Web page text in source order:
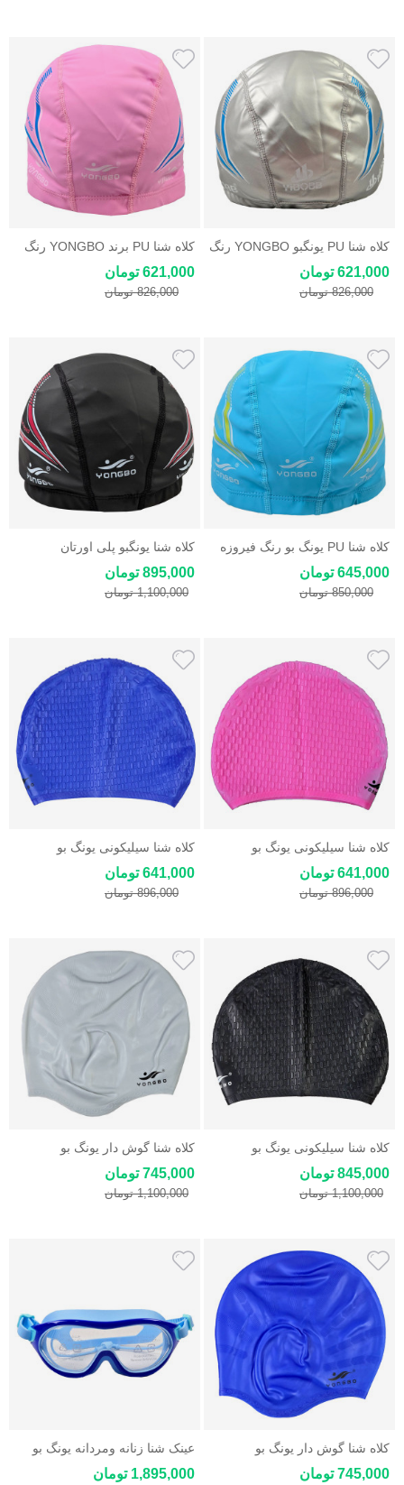
کلاه شنا PU یونگبو YONGBO رنگ
نقره ای
621,000 تومان
826,000 تومان
کلاه شنا PU برند YONGBO رنگ
صورتی
621,000 تومان
826,000 تومان
کلاه شنا PU یونگ بو رنگ فیروزه
ای
645,000 تومان
850,000 تومان
کلاه شنا یونگبو پلی اورتان
895,000 تومان
1,100,000 تومان
کلاه شنا سیلیکونی یونگ بو
Yongbo Swim Cap رنگ صورتی
641,000 تومان
896,000 تومان
کلاه شنا سیلیکونی یونگ بو
Yongbo Swim Cap رنگ آبی
641,000 تومان
896,000 تومان
کلاه شنا سیلیکونی یونگ بو
Yongbo Swim Cap رنگ مشکی
845,000 تومان
1,100,000 تومان
کلاه شنا گوش دار یونگ بو
Yongbo Swim Cap
745,000 تومان
1,100,000 تومان
کلاه شنا گوش دار یونگ بو
Yongbo Swim Cap
745,000 تومان
عینک شنا زنانه ومردانه یونگ بو
Yongbo
1,895,000 تومان